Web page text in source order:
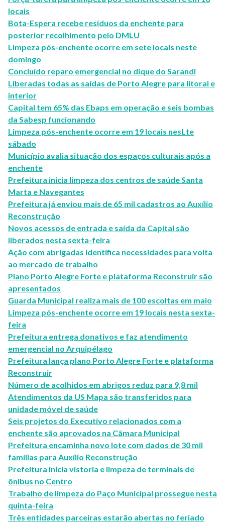
locais
Bota-Espera recebe resíduos da enchente para
posterior recolhimento pelo DMLU
Limpeza pós-enchente ocorre em sete locais neste
domingo
Concluído reparo emergencial no dique do Sarandi
Liberadas todas as saídas de Porto Alegre para litoral e
interior
Capital tem 65% das Ebaps em operação e seis bombas
da Sabesp funcionando
Limpeza pós-enchente ocorre em 19 locais nesLte
sábado
Município avalia situação dos espaços culturais após a
enchente
Prefeitura inicia limpeza dos centros de saúde Santa
Marta e Navegantes
Prefeitura já enviou mais de 65 mil cadastros ao Auxílio
Reconstrução
Novos acessos de entrada e saída da Capital são
liberados nesta sexta-feira
Ação com abrigadas identifica necessidades para volta
ao mercado de trabalho
Plano Porto Alegre Forte e plataforma Reconstruir são
apresentados
Guarda Municipal realiza mais de 100 escoltas em maio
Limpeza pós-enchente ocorre em 19 locais nesta sexta-
feira
Prefeitura entrega donativos e faz atendimento
emergencial no Arquipélago
Prefeitura lança plano Porto Alegre Forte e plataforma
Reconstruir
Número de acolhidos em abrigos reduz para 9,8 mil
Atendimentos da US Mapa são transferidos para
unidade móvel de saúde
Seis projetos do Executivo relacionados com a
enchente são aprovados na Câmara Municipal
Prefeitura encaminha novo lote com dados de 30 mil
famílias para Auxílio Reconstrução
Prefeitura inicia vistoria e limpeza de terminais de
ônibus no Centro
Trabalho de limpeza do Paço Municipal prossegue nesta
quinta-feira
Três entidades parceiras estarão abertas no feriado